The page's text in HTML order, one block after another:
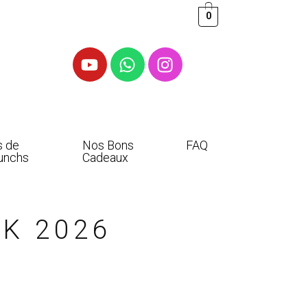
0
de
Nos Bons
Cadeaux
FAQ
2026